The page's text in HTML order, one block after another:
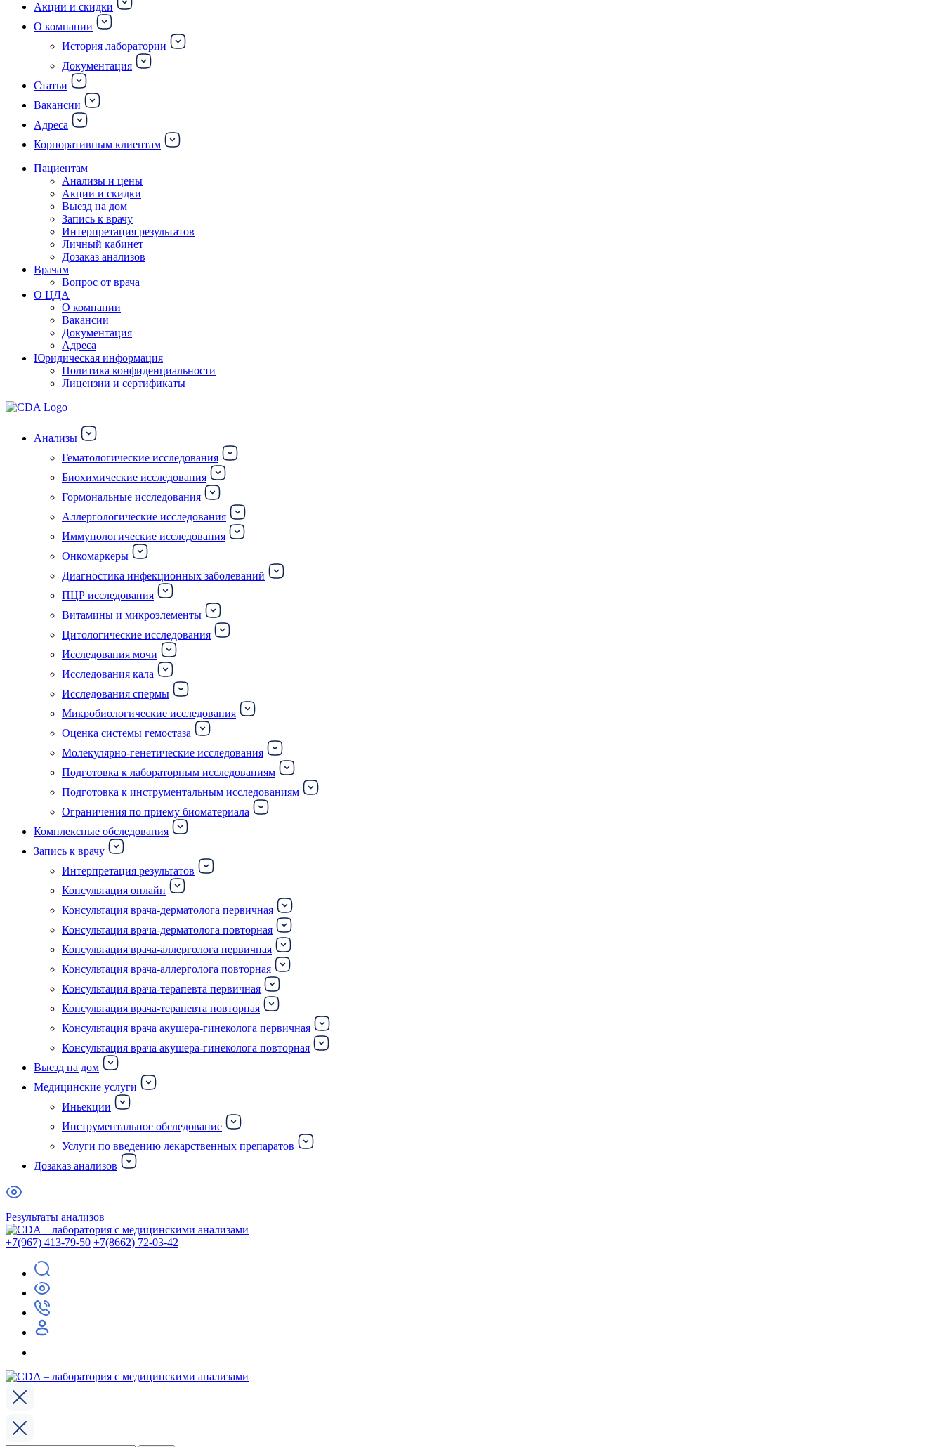
Акции и скидки
О компании
История лаборатории
Документация
Статьи
Вакансии
Адреса
Корпоративным клиентам
Пациентам
Анализы и цены
Акции и скидки
Выезд на дом
Запись к врачу
Интерпретация результатов
Личный кабинет
Дозаказ анализов
Врачам
Вопрос от врача
О ЦДА
О компании
Вакансии
Документация
Адреса
Юридическая информация
Политика конфиденциальности
Лицензии и сертификаты
Анализы
Гематологические исследования
Биохимические исследования
Гормональные исследования
Аллергологические исследования
Иммунологические исследования
Онкомаркеры
Диагностика инфекционных заболеваний
ПЦР исследования
Витамины и микроэлементы
Цитологические исследования
Исследования мочи
Исследования кала
Исследования спермы
Микробиологические исследования
Оценка системы гемостаза
Молекулярно-генетические исследования
Подготовка к лабораторным исследованиям
Подготовка к инструментальным исследованиям
Ограничения по приему биоматериала
Комплексные обследования
Запись к врачу
Интерпретация результатов
Консультация онлайн
Консультация врача-дерматолога первичная
Консультация врача-дерматолога повторная
Консультация врача-аллерголога первичная
Консультация врача-аллерголога повторная
Консультация врача-терапевта первичная
Консультация врача-терапевта повторная
Консультация врача акушера-гинеколога первичная
Консультация врача акушера-гинеколога повторная
Выезд на дом
Медицинские услуги
Иньекции
Инструментальное обследование
Услуги по введению лекарственных препаратов
Дозаказ анализов
Результаты анализов
+7(967) 413-79-50 +7(8662) 72-03-42